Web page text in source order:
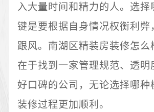
入大量时间和精力的人。选择
键是要根据自身情况权衡利弊
跟风。南湖区精装房装修怎么
在于找到一家管理规范、透明
好口碑的公司，无论选择哪种
装修过程更加顺利。